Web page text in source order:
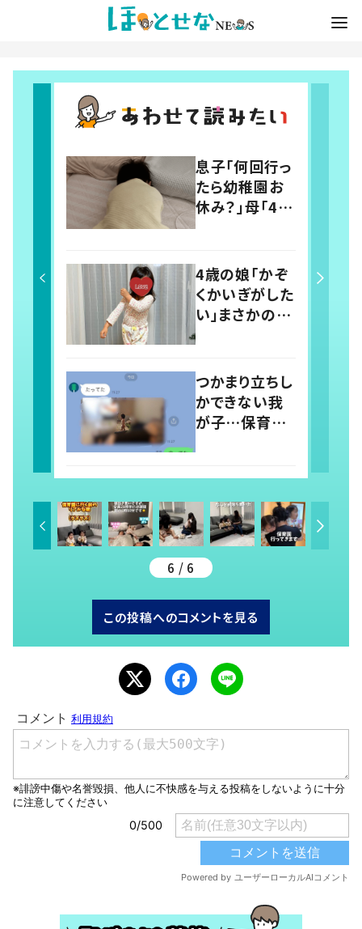
息子「何回行っ
たら幼稚園お
休み？」母「4回
だよ」と伝える
の息子の行動
に「わかるよそ
の気持ち」「う
ちの子も！」の
声
4歳の娘「かぞ
くかいぎがした
い」まさかの議
題に父親「最検
稿すると…多く
の意見が寄せ
られる！
つかまり立ちし
かできない我
が子…保育園
前では頑なに
立たない1歳児
が可愛すぎ
る…！
6 / 6
この投稿へのコメントを見る